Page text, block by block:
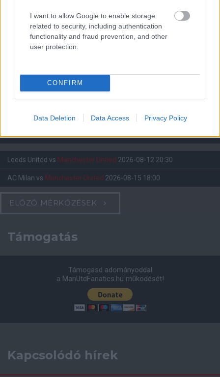
I want to allow Google to enable storage
related to security, including authentication
functionality and fraud prevention, and other
user protection.
CONFIRM
Data Deletion Data Access Privacy Policy
Meccs Center
Manchester United
Felkészülési szezon 4. mérkőzés
2026-08-08 17:00
Leeds United vs Manchester United 2026-08-12 20:30
AC Milan vs Manchester United 2026-08-15 18:00
ELŐZŐ MÉRKŐZÉSEK
Támogatás
Támogasd adományoddal
a ManUtdFanatics.hu működését!
Kapcsolódó hírek